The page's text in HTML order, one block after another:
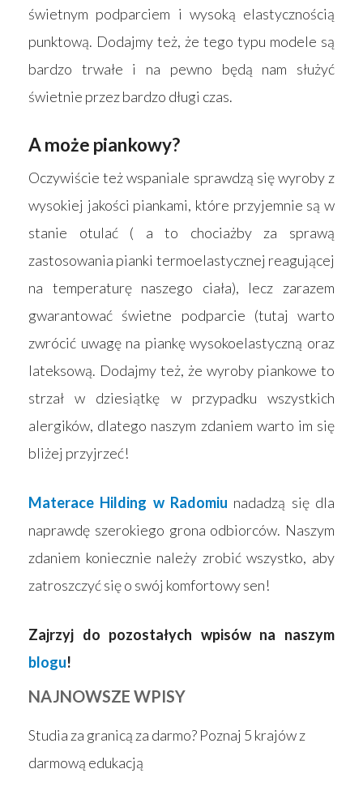
świetnym podparciem i wysoką elastycznością
punktową. Dodajmy też, że tego typu modele są
bardzo trwałe i na pewno będą nam służyć
świetnie przez bardzo długi czas.
A może piankowy?
Oczywiście też wspaniale sprawdzą się wyroby z
wysokiej jakości piankami, które przyjemnie są w
stanie otulać ( a to chociażby za sprawą
zastosowania pianki termoelastycznej reagującej
na temperaturę naszego ciała), lecz zarazem
gwarantować świetne podparcie (tutaj warto
zwrócić uwagę na piankę wysokoelastyczną oraz
lateksową. Dodajmy też, że wyroby piankowe to
strzał w dziesiątkę w przypadku wszystkich
alergików, dlatego naszym zdaniem warto im się
bliżej przyjrzeć!
Materace Hilding w Radomiu nadadzą się dla
naprawdę szerokiego grona odbiorców. Naszym
zdaniem koniecznie należy zrobić wszystko, aby
zatroszczyć się o swój komfortowy sen!
Zajrzyj do pozostałych wpisów na naszym
blogu!
NAJNOWSZE WPISY
Studia za granicą za darmo? Poznaj 5 krajów z
darmową edukacją
Łóżka
Akcesoria
Kontakt